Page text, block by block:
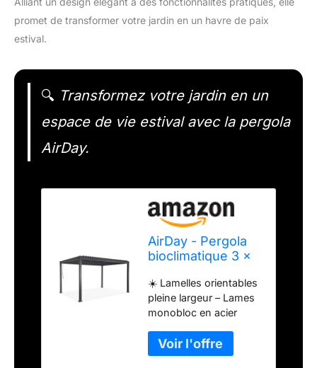
promet de transformer votre jardin en un havre de paix
estival.
🔍 Transformez votre jardin en un
espace de vie estival avec la pergola
AirDay.
AirDay - Pergola
bioclimatique 3 x
autoportante de
Jardin avec Lames
orientables Pleine
Largeur, Structure
Aluminium
Anthracite, abri
☀️ Lamelles orientables
pleine largeur – Lames
monobloc en acier
thermolaquées,
inclinables 0 à 70 ° à